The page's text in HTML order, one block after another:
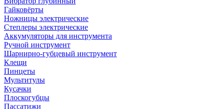
Гайковёрты
Ножницы электрические
Степлеры электрические
Аккумуляторы для инструмента
Ручной инструмент
Шарнирно-губцевый инструмент
Клещи
Пинцеты
Мультитулы
Кусачки
Плоскогубцы
Пассатижи